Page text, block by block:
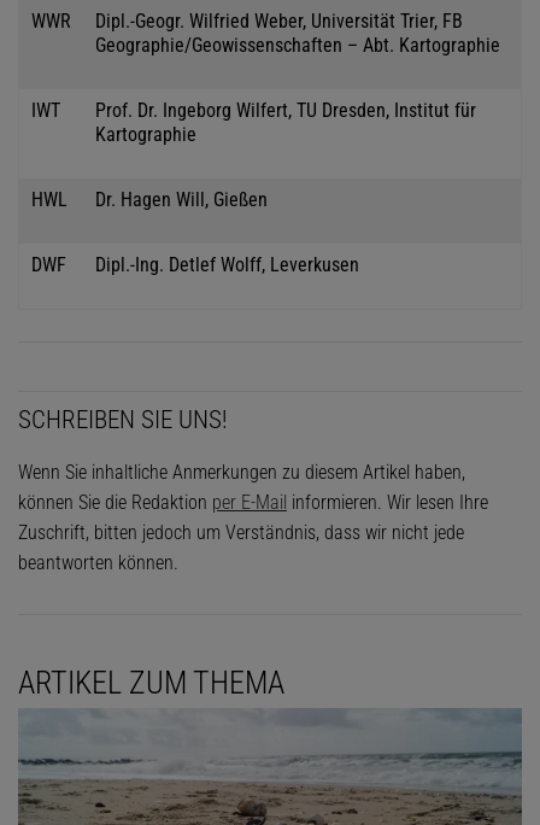
WWR
Dipl.-Geogr. Wilfried Weber, Universität Trier, FB
Geographie/Geowissenschaften – Abt. Kartographie
IWT
Prof. Dr. Ingeborg Wilfert, TU Dresden, Institut für
Kartographie
HWL Dr. Hagen Will, Gießen
DWF Dipl.-Ing. Detlef Wolff, Leverkusen
SCHREIBEN SIE UNS!
Wenn Sie inhaltliche Anmerkungen zu diesem Artikel haben,
können Sie die Redaktion per E-Mail informieren. Wir lesen Ihre
Zuschrift, bitten jedoch um Verständnis, dass wir nicht jede
beantworten können.
ARTIKEL ZUM THEMA